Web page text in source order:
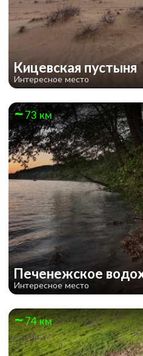
Кицевская пустыня
Интересное место
73 км
Печенежское
Интересное место
74 км